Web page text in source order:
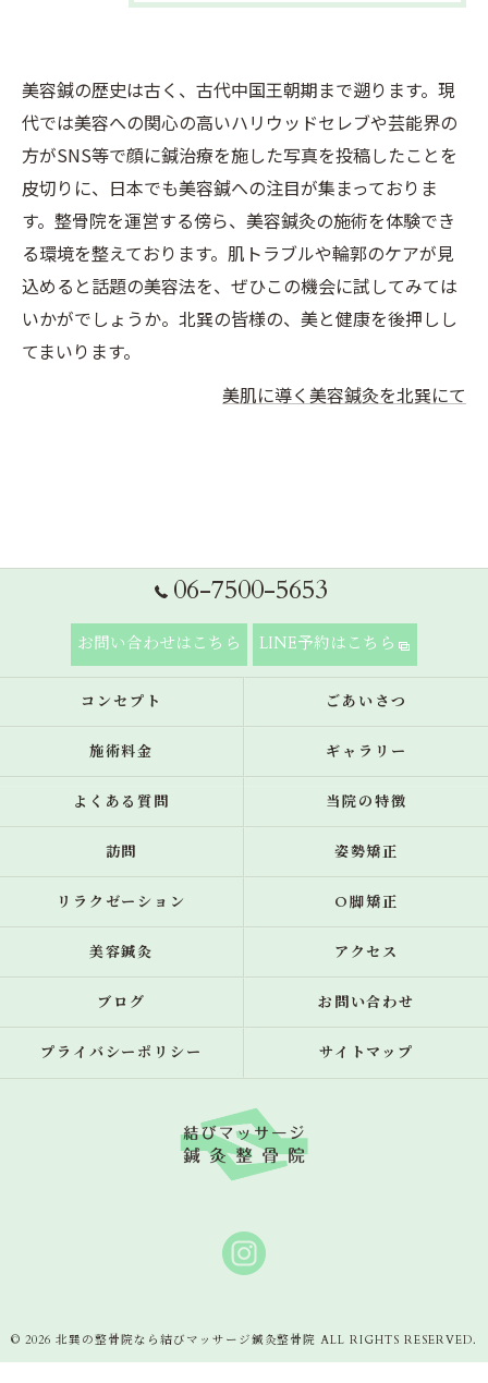
美容鍼の歴史は古く、古代中国王朝期まで遡ります。現
代では美容への関心の高いハリウッドセレブや芸能界の
方がSNS等で顔に鍼治療を施した写真を投稿したことを
皮切りに、日本でも美容鍼への注目が集まっておりま
す。整骨院を運営する傍ら、美容鍼灸の施術を体験でき
る環境を整えております。肌トラブルや輪郭のケアが見
込めると話題の美容法を、ぜひこの機会に試してみては
いかがでしょうか。北巽の皆様の、美と健康を後押しし
てまいります。
美肌に導く美容鍼灸を北巽にて
06-7500-5653
お問い合わせはこちら LINE予約はこちら
コンセプト ごあいさつ
施術料金 ギャラリー
よくある質問 当院の特徴
訪問 姿勢矯正
リラクゼーション O脚矯正
美容鍼灸 アクセス
ブログ お問い合わせ
プライバシーポリシー サイトマップ
© 2026 北巽の整骨院なら結びマッサージ鍼灸整骨院 ALL RIGHTS RESERVED.